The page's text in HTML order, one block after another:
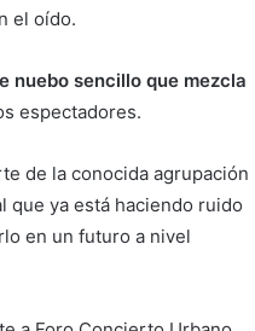
el oído.
nuebo sencillo que mezcla
espectadores.
de la conocida agrupación
que ya está haciendo ruido
en un futuro a nivel